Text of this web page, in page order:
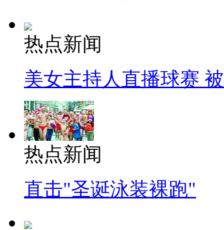
热点新闻
美女主持人直播球赛
热点新闻
直击"圣诞泳装裸跑"